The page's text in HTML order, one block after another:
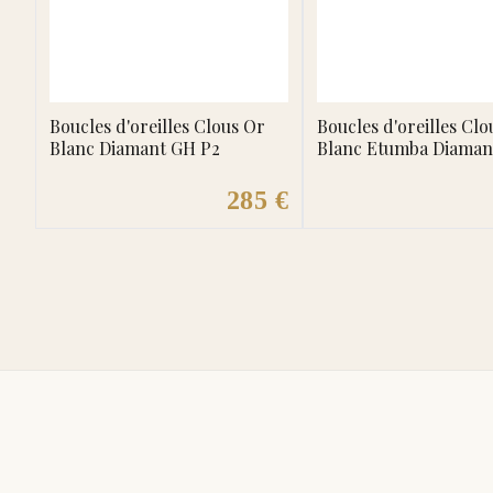
Boucles d'oreilles Clous Or
Blanc Diamant GH P2
285 €
Boucles d'oreilles
Blanc Etumba